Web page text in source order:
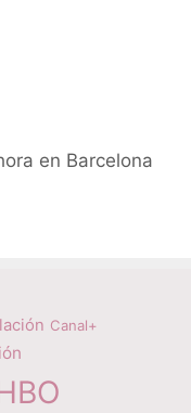
en Barcelona
Canal+